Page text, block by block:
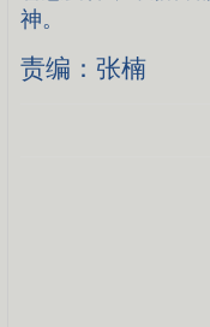
神。
责编：张楠